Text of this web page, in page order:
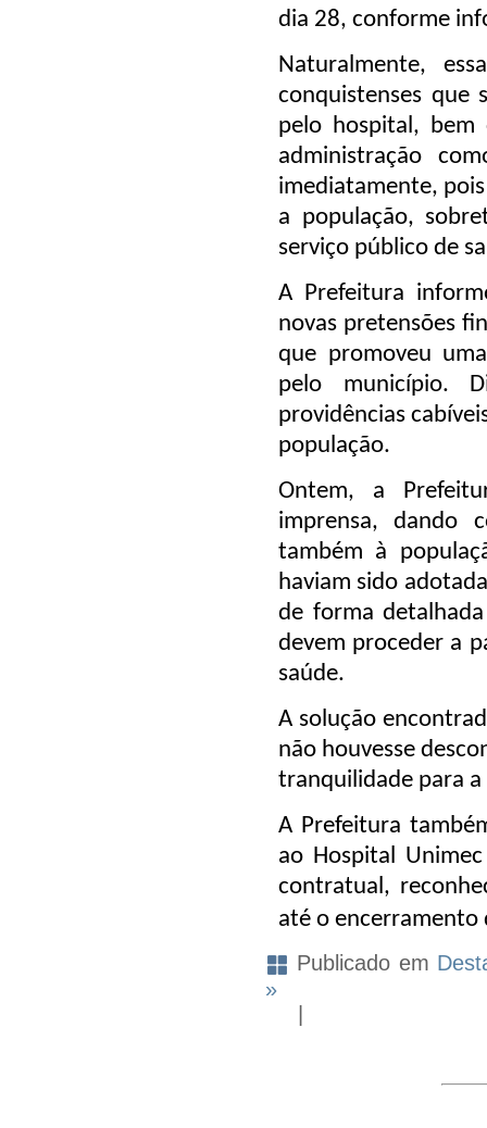
dia 28, conforme
Naturalmente,
conquistenses que
pelo hospital, bem
administração
imediatamente,
a população,
serviço público de
A Prefeitura
novas pretensões
que promoveu
pelo município.
providências
população.
Ontem, a
imprensa, dando
também à
haviam sido
de forma
devem proceder a
saúde.
A solução
não houvesse
tranquilidade para a
A Prefeitura
ao Hospital
contratual,
até o encerramento
Publicado em
»